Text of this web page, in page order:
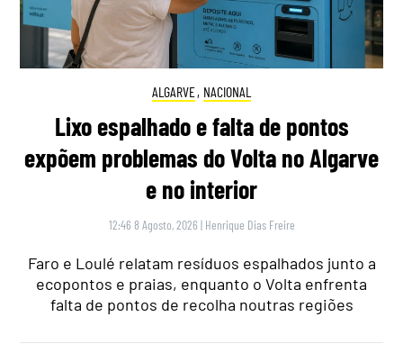
ALGARVE, NACIONAL
Lixo espalhado e falta de pontos
expõem problemas do Volta no Algarve
e no interior
12:46 8 Agosto, 2026 | Henrique Dias Freire
Faro e Loulé relatam resíduos espalhados junto a
ecopontos e praias, enquanto o Volta enfrenta
falta de pontos de recolha noutras regiões